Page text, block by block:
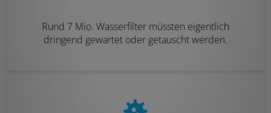
Rund 7 Mio. Wasserfilter müssten eigentlich
dringend gewartet oder getauscht werden.